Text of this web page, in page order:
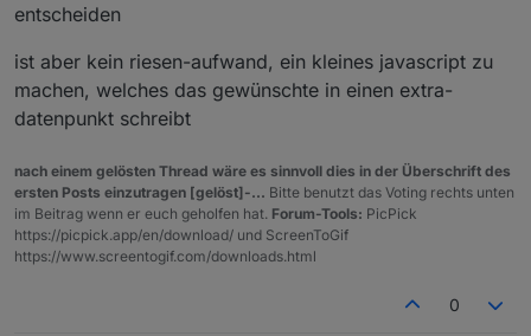
entscheiden
ist aber kein riesen-aufwand, ein kleines javascript zu
machen, welches das gewünschte in einen extra-
datenpunkt schreibt
nach einem gelösten Thread wäre es sinnvoll dies in der Überschrift des
ersten Posts einzutragen [gelöst]-... Bitte benutzt das Voting rechts unten
im Beitrag wenn er euch geholfen hat. Forum-Tools: PicPick
https://picpick.app/en/download/ und ScreenToGif
https://www.screentogif.com/downloads.html
0